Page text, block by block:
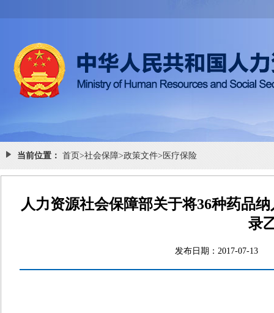
当前位置： 首页>社会保障>政策文件> 医疗保险
人力资源社会保障部关于将36种药品
录
发布日期：2017-